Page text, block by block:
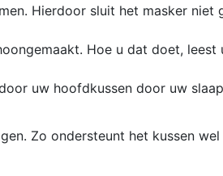
Hierdoor sluit het masker niet
Hoe u dat doet, leest
uw hoofdkussen door uw
Zo ondersteunt het kussen